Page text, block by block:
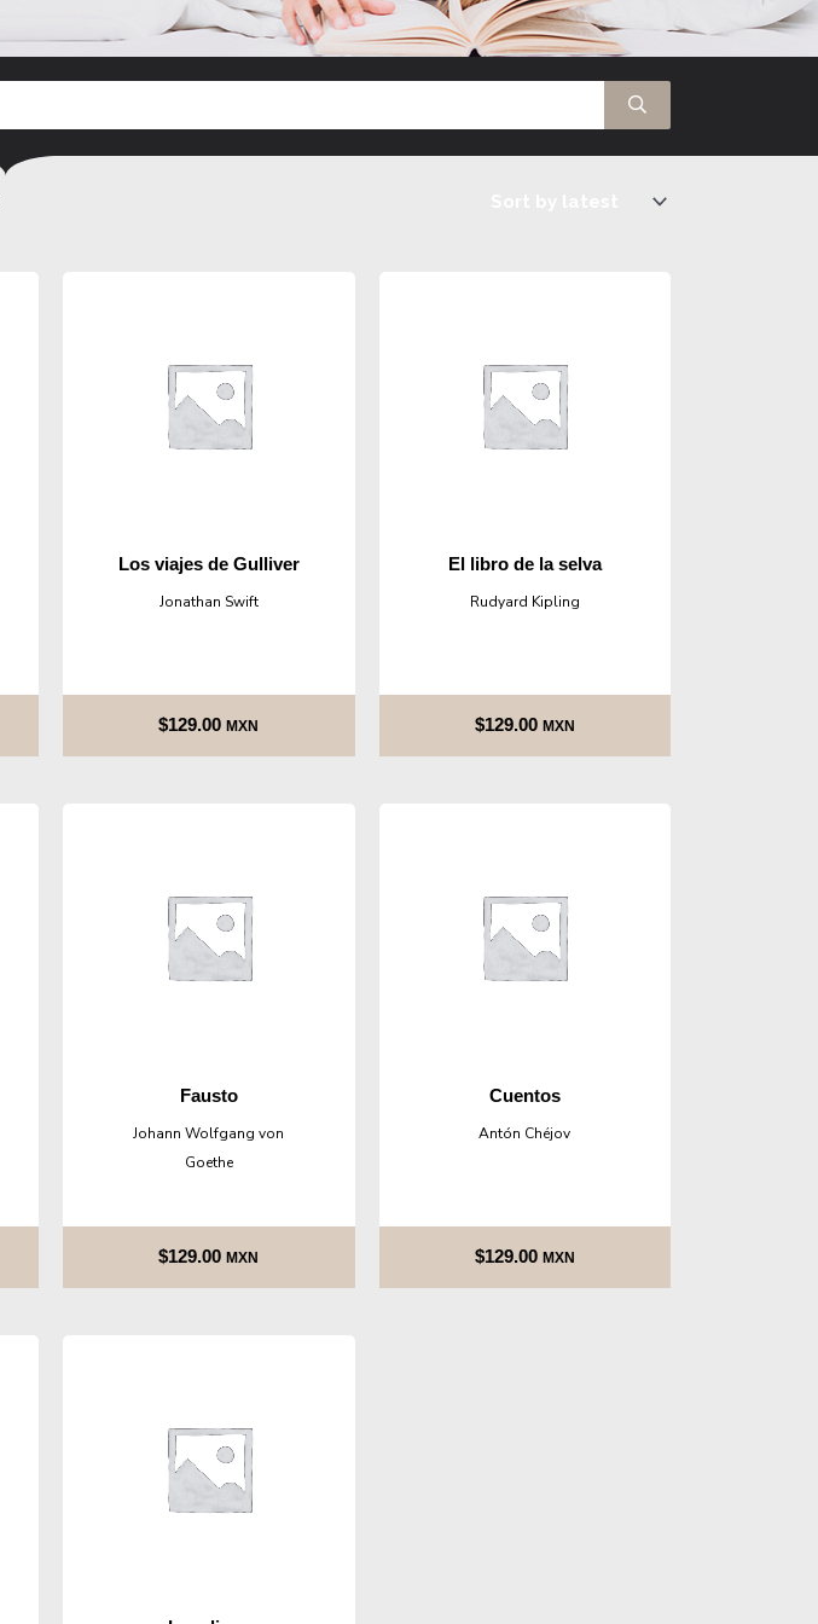
Los viajes de Gulliver
Jonathan Swift
$129.00 MXN
El libro de la selva
Rudyard Kipling
$129.00 MXN
Fausto
Johann Wolfgang von
Goethe
$129.00 MXN
Cuentos
Antón Chéjov
$129.00 MXN